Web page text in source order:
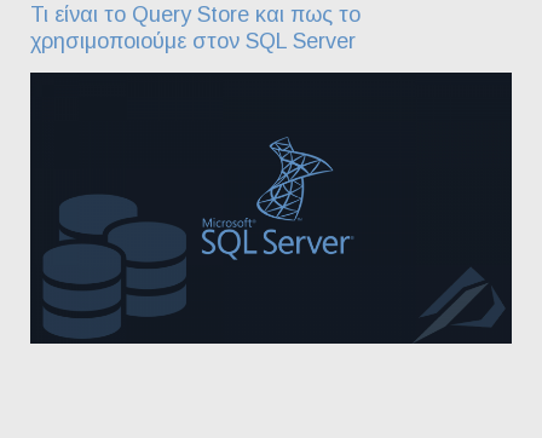
Τι είναι το Query Store και πως το
χρησιμοποιούμε στον SQL Server